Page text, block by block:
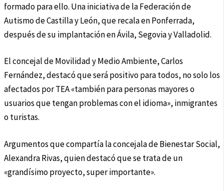
formado para ello. Una iniciativa de la Federación de
Autismo de Castilla y León, que recala en Ponferrada,
después de su implantación en Ávila, Segovia y Valladolid.
El concejal de Movilidad y Medio Ambiente, Carlos
Fernández, destacó que será positivo para todos, no solo los
afectados por TEA «también para personas mayores o
usuarios que tengan problemas con el idioma», inmigrantes
o turistas.
Argumentos que compartía la concejala de Bienestar Social,
Alexandra Rivas, quien destacó que se trata de un
«grandísimo proyecto, super importante».